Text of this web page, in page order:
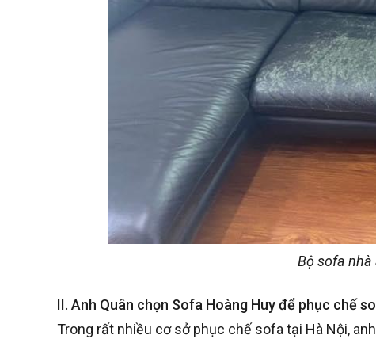
Bộ sofa nhà
II. Anh Quân chọn Sofa Hoàng Huy để phục chế
Trong rất nhiều cơ sở phục chế sofa tại Hà Nội,